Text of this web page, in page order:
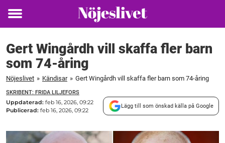
Toggle
Gert Wingårdh vill skaffa fler barn
som 74-åring
Nöjeslivet » Kändisar » Gert Wingårdh vill skaffa fler barn som 74-åring
SKRIBENT: FRIDA LILJEFORS
Uppdaterad: feb 16, 2026, 09:22
Publicerad: feb 16, 2026, 09:22
Lägg till som önskad källa på Google